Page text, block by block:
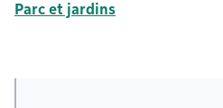
Parc et jardins